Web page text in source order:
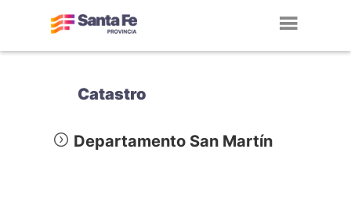
Catastro
Departamento San Martín